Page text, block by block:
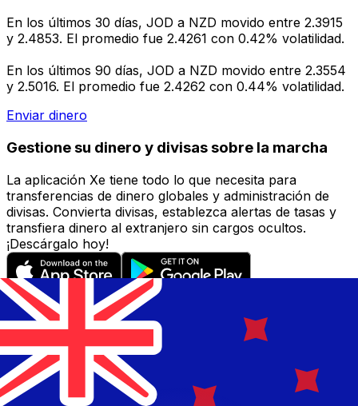
En los últimos 30 días, JOD a NZD movido entre 2.3915
y 2.4853. El promedio fue 2.4261 con 0.42% volatilidad.
En los últimos 90 días, JOD a NZD movido entre 2.3554
y 2.5016. El promedio fue 2.4262 con 0.44% volatilidad.
Enviar dinero
Gestione su dinero y divisas sobre la marcha
La aplicación Xe tiene todo lo que necesita para
transferencias de dinero globales y administración de
divisas. Convierta divisas, establezca alertas de tasas y
transfiera dinero al extranjero sin cargos ocultos.
¡Descárgalo hoy!